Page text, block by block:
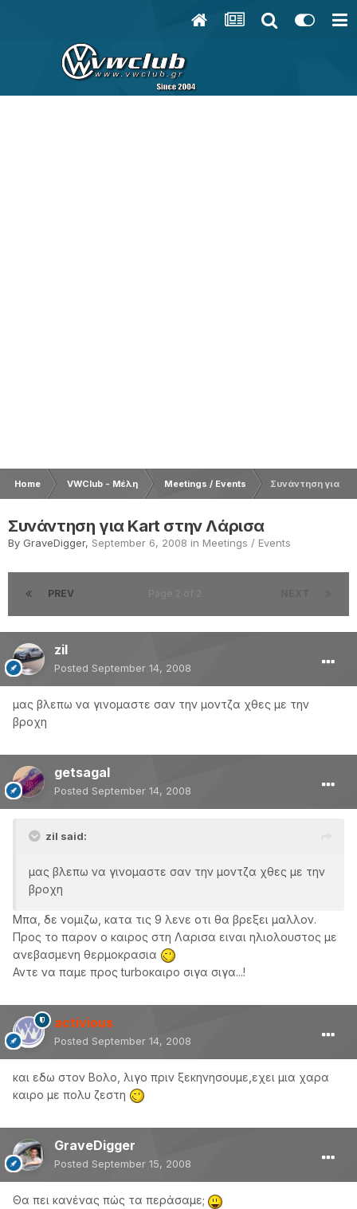
Home VWClub - Μέλη Meetings / Events Συνάντηση για
Συνάντηση για Kart στην Λάρισα
By GraveDigger, September 6, 2008 in Meetings / Events
PREV
zil
Posted September 14, 2008
μας βλεπω να γινομαστε σαν την μοντζα χθες με την
βροχη
getsagal
Posted September 14, 2008
zil said:
μας βλεπω να γινομαστε σαν την μοντζα χθες με την
βροχη
Μπα, δε νομιζω, κατα τις 9 λενε οτι θα βρεξει μαλλον.
Προς το παρον ο καιρος στη Λαρισα ειναι ηλιολουστος με
ανεβασμενη θερμοκρασια
Αντε να παμε προς turboκαιρο σιγα σιγα...!
activious
Posted September 14, 2008
και εδω στον Βολο, λιγο πριν ξεκηνησουμε,εχει μια χαρα
καιρο με πολυ ζεστη
GraveDigger
Posted September 15, 2008
Θα πει κανένας πώς τα περάσαμε;